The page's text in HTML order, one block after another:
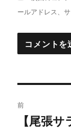
ールアドレス、
稿
前
【尾張